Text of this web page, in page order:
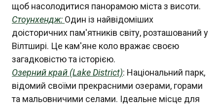
щоб насолодитися панорамою міста з висоти.
Стоунхендж: Один із найвідоміших
доісторичних пам'ятників світу, розташований у
Вілтширі. Це кам'яне коло вражає своєю
загадковістю та історією.
Озерний край (Lake District): Національний парк,
відомий своїми прекрасними озерами, горами
та мальовничими селами. Ідеальне місце для